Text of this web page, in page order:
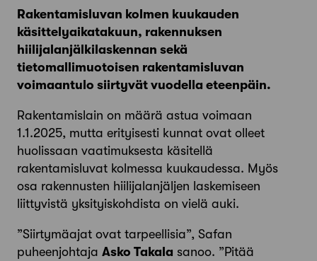
Rakentamisluvan kolmen kuukauden
käsittelyaikatakuun, rakennuksen
hiilijalanjälkilaskennan sekä
tietomallimuotoisen rakentamisluvan
voimaantulo siirtyvät vuodella eteenpäin.
Rakentamislain on määrä astua voimaan
1.1.2025, mutta erityisesti kunnat ovat olleet
huolissaan vaatimuksesta käsitellä
rakentamisluvat kolmessa kuukaudessa. Myös
osa rakennusten hiilijalanjäljen laskemiseen
liittyvistä yksityiskohdista on vielä auki.
”Siirtymäajat ovat tarpeellisia”, Safan
puheenjohtaja Asko Takala sanoo. ”Pitää